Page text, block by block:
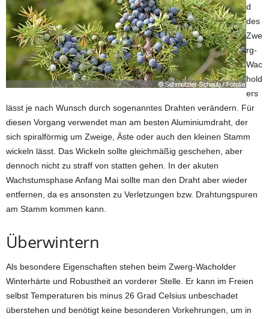
d
des
Zwe
rg-
Wac
hold
ers
lässt je nach Wunsch durch sogenanntes Drahten verändern. Für
diesen Vorgang verwendet man am besten Aluminiumdraht, der
sich spiralförmig um Zweige, Äste oder auch den kleinen Stamm
wickeln lässt. Das Wickeln sollte gleichmäßig geschehen, aber
dennoch nicht zu straff von statten gehen. In der akuten
Wachstumsphase Anfang Mai sollte man den Draht aber wieder
entfernen, da es ansonsten zu Verletzungen bzw. Drahtungspuren
am Stamm kommen kann.
Überwintern
Als besondere Eigenschaften stehen beim Zwerg-Wacholder
Winterhärte und Robustheit an vorderer Stelle. Er kann im Freien
selbst Temperaturen bis minus 26 Grad Celsius unbeschadet
überstehen und benötigt keine besonderen Vorkehrungen, um in